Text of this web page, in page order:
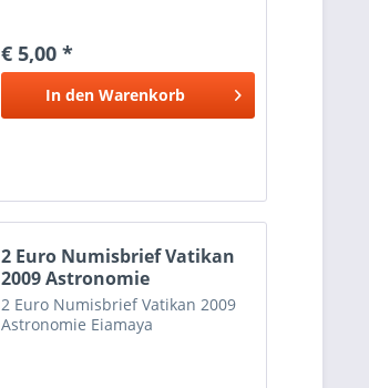
€ 5,00 *
In den Warenkorb
2 Euro Numisbrief Vatikan
2009 Astronomie
2 Euro Numisbrief Vatikan 2009
Astronomie Eiamaya